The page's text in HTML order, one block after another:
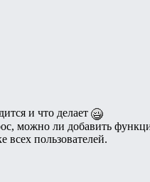
и что делает
можно ли добавить
всех пользователей.